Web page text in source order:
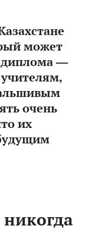
может
диплома —
учителям,
очень
их